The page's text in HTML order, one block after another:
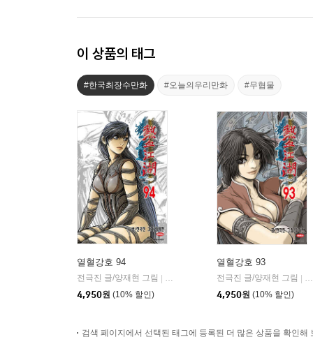
이 상품의 태그
#한국최장수만화 #오늘의우리만화 #무협물
열혈강호 94
전극진 글/양재현 그림
대원
4,950원 (10% 할인)
열혈강호 93
전극진 글/양재현 그림
4,950원 (10% 할인)
검색 페이지에서 선택된 태그에 등록된 더 많은 상품을 확인해